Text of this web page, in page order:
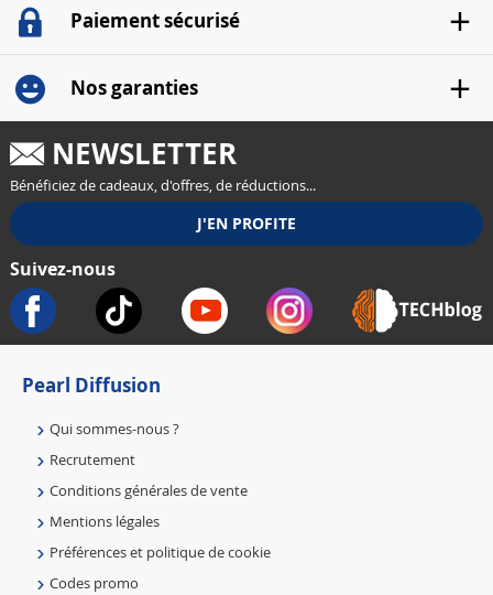
Paiement sécurisé
Nos garanties
NEWSLETTER
Bénéficiez de cadeaux, d'offres, de réductions...
Suivez-nous
Pearl Diffusion
Qui sommes-nous ?
Recrutement
Conditions générales de vente
Mentions légales
Préférences et politique de cookie
Codes promo